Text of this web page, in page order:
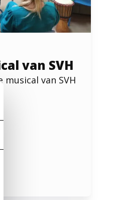
van SVH
van SVH
van SVH